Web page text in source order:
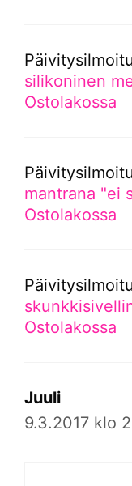
silikoninen
Ostolakossa
mantrana "ei
Ostolakossa
Ostolakossa
Juuli
9.3.2017 klo